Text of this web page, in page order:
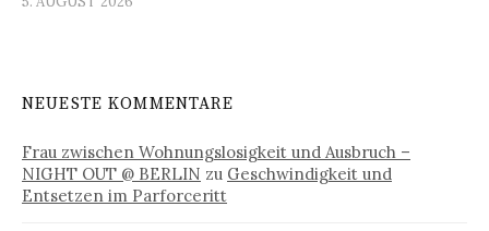
NEUESTE KOMMENTARE
Frau zwischen Wohnungslosigkeit und Ausbruch –
NIGHT OUT @ BERLIN zu Geschwindigkeit und
Entsetzen im Parforceritt